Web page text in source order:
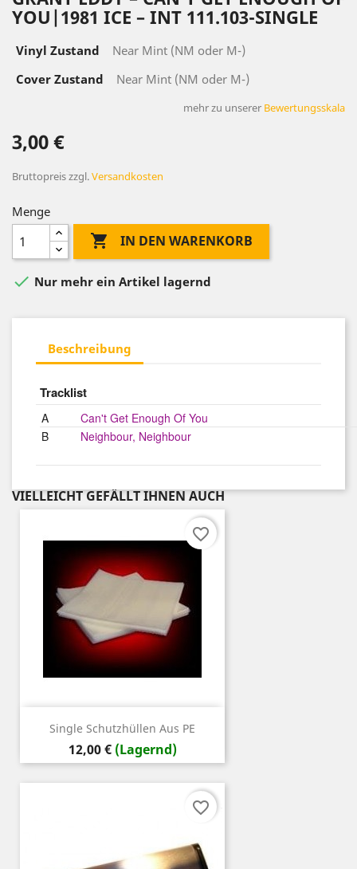
YOU|1981 ICE ‎– INT 111.103-SINGLE
Vinyl Zustand
Near Mint (NM oder M-)
Cover Zustand
Near Mint (NM oder M-)
mehr zu unserer Bewertungsskala
3,00 €
Bruttopreiszzgl.Versandkosten
Menge
 IN DEN WARENKORB
 Nur mehr ein Artikel lagernd
Beschreibung
Tracklist
A
Can't Get Enough Of You
B
Neighbour, Neighbour
VIELLEICHT GEFÄLLT IHNEN AUCH
Single Schutzhüllen Aus PE
Preis
12,00 € (Lagernd)
favorite_border
favorite_border